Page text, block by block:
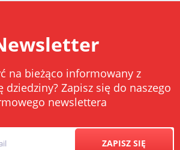
na bieżąco informowany z
dziedziny? Zapisz się do naszego
newslettera
ZAPISZ SIĘ